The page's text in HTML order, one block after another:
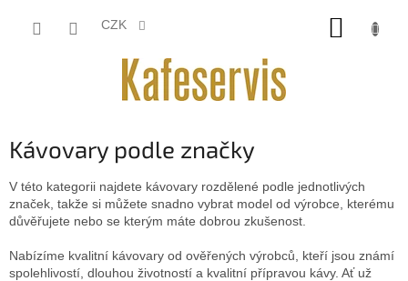
CZK
Kávovary podle značky
V této kategorii najdete kávovary rozdělené podle jednotlivých
značek, takže si můžete snadno vybrat model od výrobce, kterému
důvěřujete nebo se kterým máte dobrou zkušenost.
Nabízíme kvalitní kávovary od ověřených výrobců, kteří jsou známí
spolehlivostí, dlouhou životností a kvalitní přípravou kávy. Ať už